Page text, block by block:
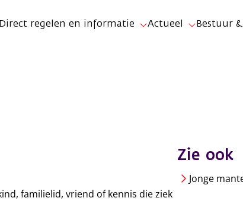
Direct regelen en informatie Actueel Bestuur
familielid, vriend of kennis die ziek
Zie ook
Jonge